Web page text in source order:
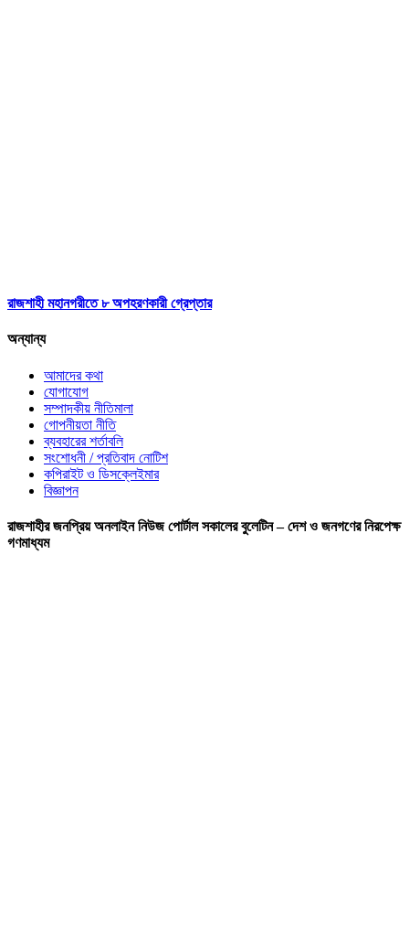
রাজশাহী মহানগরীতে ৮ অপহরণকারী গ্রেপ্তার
অন্যান্য
আমাদের কথা
যোগাযোগ
সম্পাদকীয় নীতিমালা
গোপনীয়তা নীতি
ব্যবহারের শর্তাবলি
সংশোধনী / প্রতিবাদ নোটিশ
কপিরাইট ও ডিসক্লেইমার
বিজ্ঞাপন
রাজশাহীর জনপ্রিয় অনলাইন নিউজ পোর্টাল সকালের বুলেটিন – দেশ ও জনগণের নিরপেক্ষ
গণমাধ্যম